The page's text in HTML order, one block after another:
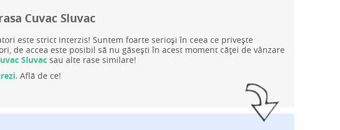
Cuvac Sluvac
este strict interzis! Suntem foarte serioși în ceea ce privește
de accea este posibil să nu găsești în acest moment căței de vânzare
Sluvac sau alte rase similare!
Află de ce!